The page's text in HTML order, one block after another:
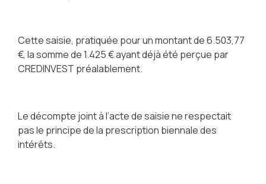
Cette saisie, pratiquée pour un montant de 6.503,77
€, la somme de 1.425 € ayant déjà été perçue par
CREDINVEST préalablement.
Le décompte joint à l’acte de saisie ne respectait
pas le principe de la prescription biennale des
intérêts.